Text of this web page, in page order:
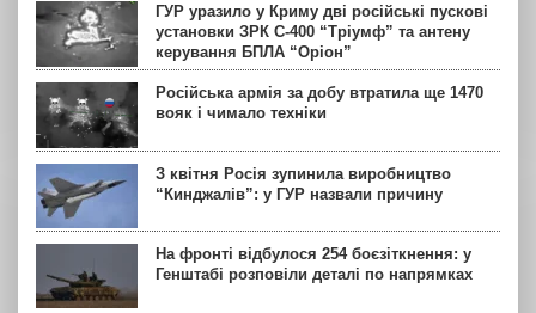
ГУР уразило у Криму дві російські пускові
установки ЗРК С-400 “Тріумф” та антену
керування БПЛА “Оріон”
Російська армія за добу втратила ще 1470
вояк і чимало техніки
З квітня Росія зупинила виробництво
“Кинджалів”: у ГУР назвали причину
На фронті відбулося 254 боєзіткнення: у
Генштабі розповіли деталі по напрямках